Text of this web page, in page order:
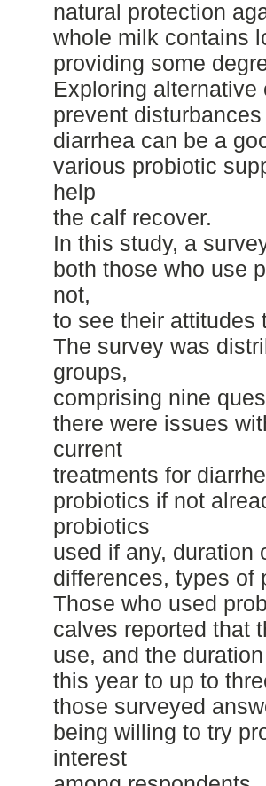
natural protection
whole milk contains
providing some
Exploring
prevent
diarrhea can be a
various probiotic
help
the calf recover.
In this study, a
both those who use
not,
to see their attitudes
The survey was
groups,
comprising nine
there were issues
current
treatments for
probiotics if not
probiotics
used if any, duration
differences, types of
Those who used
calves reported that
use, and the
this year to up to
those surveyed
being willing to try
interest